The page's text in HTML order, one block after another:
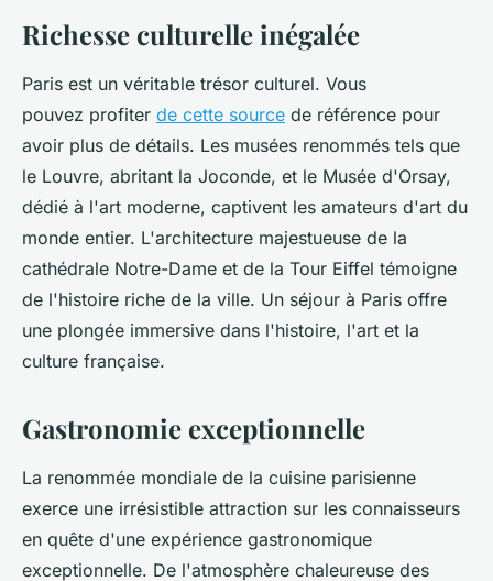
Richesse culturelle inégalée
Paris est un véritable trésor culturel. Vous
pouvez profiter de cette source de référence pour
avoir plus de détails. Les musées renommés tels que
le Louvre, abritant la Joconde, et le Musée d'Orsay,
dédié à l'art moderne, captivent les amateurs d'art du
monde entier. L'architecture majestueuse de la
cathédrale Notre-Dame et de la Tour Eiffel témoigne
de l'histoire riche de la ville. Un séjour à Paris offre
une plongée immersive dans l'histoire, l'art et la
culture française.
Gastronomie exceptionnelle
La renommée mondiale de la cuisine parisienne
exerce une irrésistible attraction sur les connaisseurs
en quête d'une expérience gastronomique
exceptionnelle. De l'atmosphère chaleureuse des